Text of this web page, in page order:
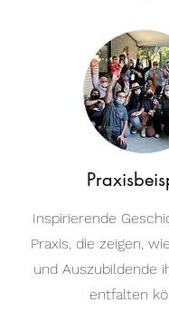
Inspirierende
Praxis, die zeigen,
und Auszubildende
entfalten